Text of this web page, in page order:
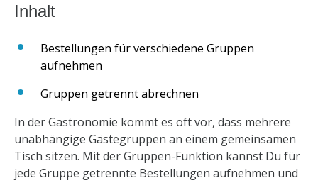
Bestellungen für verschiedene Gruppen
aufnehmen
Gruppen getrennt abrechnen
In der Gastronomie kommt es oft vor, dass mehrere
unabhängige Gästegruppen an einem gemeinsamen
Tisch sitzen. Mit der Gruppen-Funktion kannst Du für
jede Gruppe getrennte Bestellungen aufnehmen und